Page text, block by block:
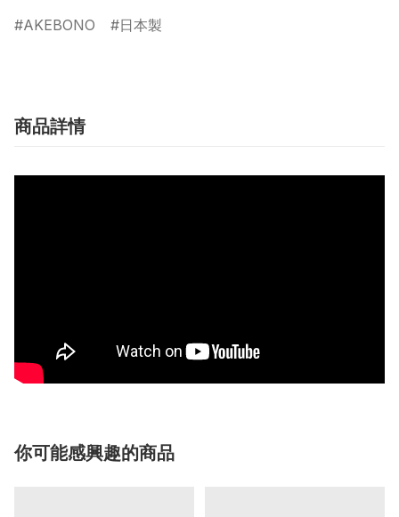
AKEBONO 日本製
商品詳情
你可能感興趣的商品